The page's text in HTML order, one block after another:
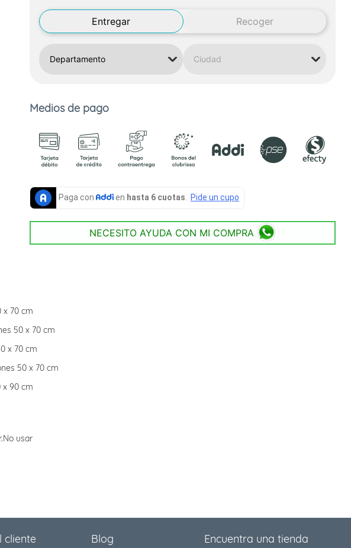
Entregar Recoger
Medios de pago
NECESITO AYUDA CON MI COMPRA
x 70 cm
50 x 70 cm
x 70 cm
50 x 70 cm
x 90 cm
usar
cliente Blog Encuentra una tienda